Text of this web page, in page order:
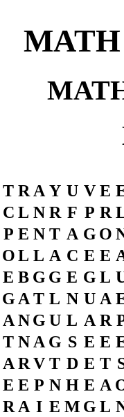
T R A Y U V E
C L N R F P R
P E N T A G O
OL L A C E E
E B G G E G L
G A T L N U A
A N G U L A R
T N A G S E E
A R V T D E T
E E P N H E A
R A I E M G L